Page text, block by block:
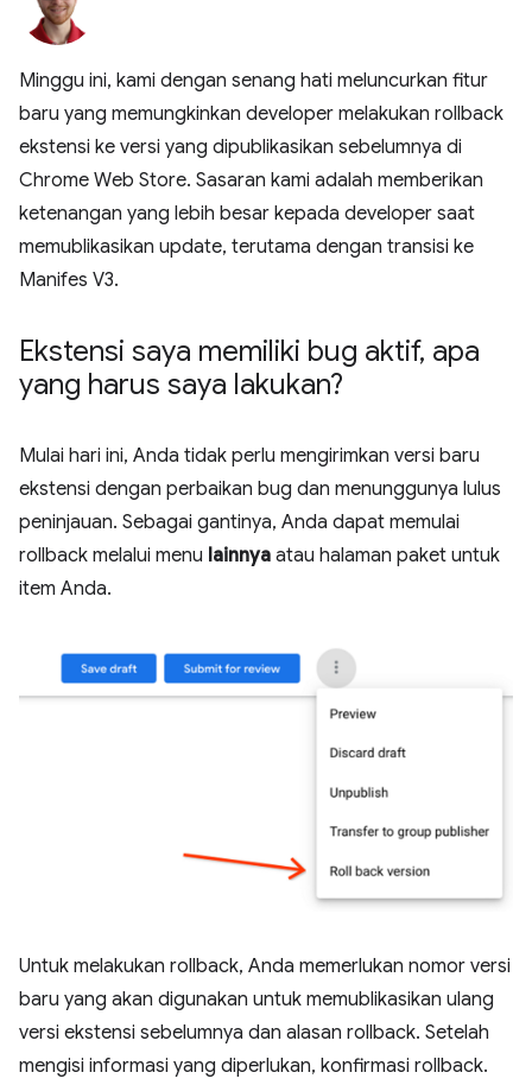
Minggu ini, kami dengan senang hati meluncurkan fitur
baru yang memungkinkan developer melakukan rollback
ekstensi ke versi yang dipublikasikan sebelumnya di
Chrome Web Store. Sasaran kami adalah memberikan
ketenangan yang lebih besar kepada developer saat
memublikasikan update, terutama dengan transisi ke
Manifes V3.
Ekstensi saya memiliki bug aktif, apa
yang harus saya lakukan?
Mulai hari ini, Anda tidak perlu mengirimkan versi baru
ekstensi dengan perbaikan bug dan menunggunya lulus
peninjauan. Sebagai gantinya, Anda dapat memulai
rollback melalui menu lainnya atau halaman paket untuk
item Anda.
Untuk melakukan rollback, Anda memerlukan nomor versi
baru yang akan digunakan untuk memublikasikan ulang
versi ekstensi sebelumnya dan alasan rollback. Setelah
mengisi informasi yang diperlukan, konfirmasi rollback.